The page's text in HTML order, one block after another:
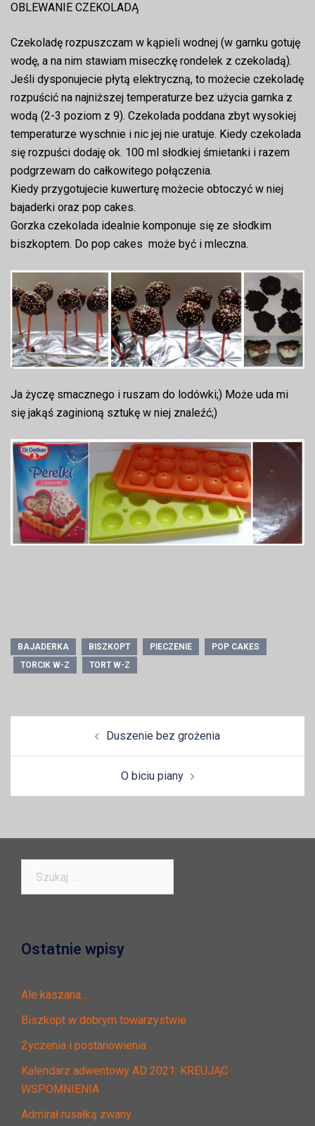
OBLEWANIE CZEKOLADĄ
Czekoladę rozpuszczam w kąpieli wodnej (w garnku gotuję
wodę, a na nim stawiam miseczkę rondelek z czekoladą).
Jeśli dysponujecie płytą elektryczną, to możecie czekoladę
rozpuścić na najniższej temperaturze bez użycia garnka z
wodą (2-3 poziom z 9). Czekolada poddana zbyt wysokiej
temperaturze wyschnie i nic jej nie uratuje. Kiedy czekolada
się rozpuści dodaję ok. 100 ml słodkiej śmietanki i razem
podgrzewam do całkowitego połączenia.
Kiedy przygotujecie kuwerturę możecie obtoczyć w niej
bajaderki oraz pop cakes.
Gorzka czekolada idealnie komponuje się ze słodkim
biszkoptem. Do pop cakes może być i mleczna.
Ja życzę smacznego i ruszam do lodówki;) Może uda mi
się jakąś zaginioną sztukę w niej znaleźć;)
BAJADERKA BISZKOPT PIECZENIE
POP CAKES
TORCIK W-Z
TORT W-Z
Duszenie bez grożenia
O biciu piany
Ostatnie wpisy
Ale kaszana….
Biszkopt w dobrym towarzystwie
Życzenia i postanowienia
Kalendarz adwentowy AD 2021: KREUJĄC
WSPOMNIENIA
Admirał rusałką zwany